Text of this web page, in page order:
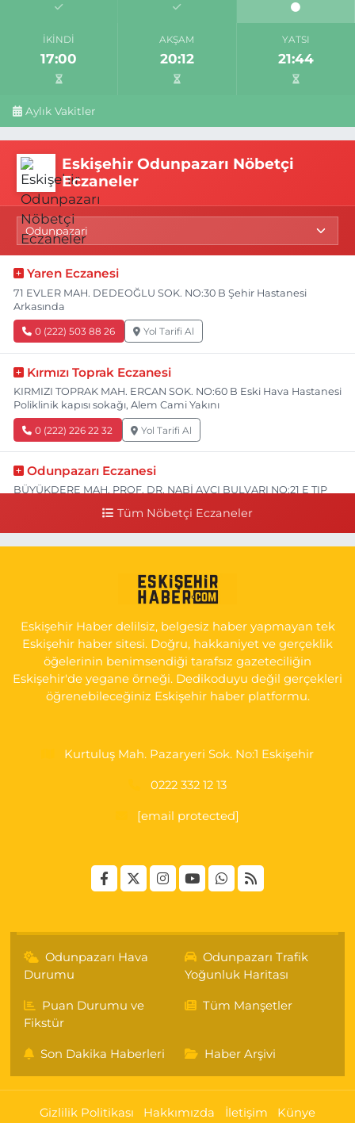
İKINDI
17:00
AKŞAM
20:12
YATSI
21:44
Aylık Vakitler
Eskişehir Odunpazarı Nöbetçi
Eczaneler
Yaren Eczanesi
71 EVLER MAH. DEDEOĞLU SOK. NO:30 B Şehir Hastanesi
Arkasında
0 (222) 503 88 26 Yol Tarifi Al
Kırmızı Toprak Eczanesi
KIRMIZI TOPRAK MAH. ERCAN SOK. NO:60 B Eski Hava Hastanesi
Poliklinik kapısı sokağı, Alem Cami Yakını
0 (222) 226 22 32 Yol Tarifi Al
Odunpazarı Eczanesi
BÜYÜKDERE MAH. PROF. DR. NABİ AVCI BULVARI NO:21 E TIP
YENİDOĞAN MH.ŞEHİT SERKAN ÖZAYDIN CD.8 B ESKİ DEVLET
0 (222) 237 75 17 Yol Tarifi Al
Tüm Nöbetçi Eczaneler
Eskişehir Haber delilsiz, belgesiz haber yapmayan tek
Eskişehir haber sitesi. Doğru, hakkaniyet ve gerçeklik
öğelerinin benimsendiği tarafsız gazeteciliğin
Eskişehir'de yegane örneği. Dedikoduyu değil gerçekleri
öğrenebileceğiniz Eskişehir haber platformu.
Kurtuluş Mah. Pazaryeri Sok. No:1 Eskişehir
0222 332 12 13
[email protected]
Odunpazarı Hava
Durumu
Odunpazarı Trafik
Yoğunluk Haritası
Puan Durumu ve
Fikstür
Tüm Manşetler
Son Dakika Haberleri Haber Arşivi
Gizlilik Politikası Hakkımızda İletişim Künye